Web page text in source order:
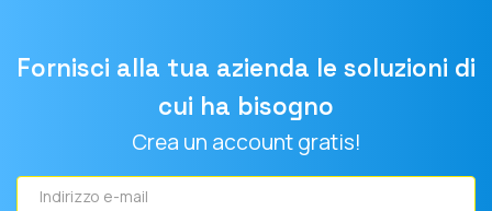
Fornisci alla tua azienda le soluzioni di
cui ha bisogno
Crea un account gratis!
Indirizzo